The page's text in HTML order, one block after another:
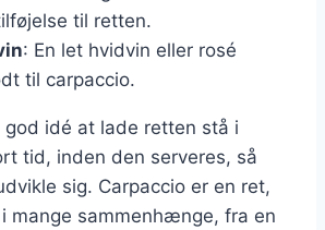
til retten.
: En let hvidvin eller rosé
til carpaccio.
god idé at lade retten stå i
tid, inden den serveres, så
sig. Carpaccio er en ret,
mange sammenhænge, fra en